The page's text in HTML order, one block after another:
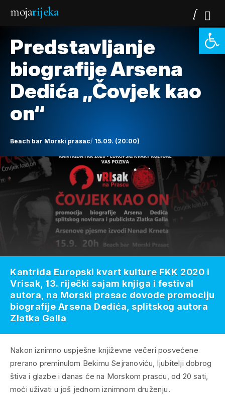
mojarijeka
Predstavljanje
biografije Arsena
Dedića „Čovjek kao
on“
Beach bar Morski prasac 15.09. (20:00)
Nakon iznimno uspješne književne večeri posvećene
prerano preminulom Bekimu Sejranoviću, ljubitelji dobrog
štiva i glazbe i danas će na Morskom prascu, od 20 sati,
moći uživati u još jednom iznimnom druženju.
Kantrida Europski kvart kulture FKK 2020 i
Vrisak, 13. riječki sajam knjiga i festival
autora, na Morski prasac dovode promociju
biografije Arsena Dedića, splitskog autora
Zlatka Galla